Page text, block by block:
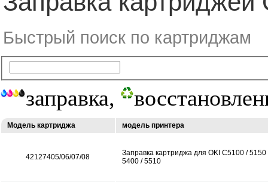
Быстрый поиск по картриджам
заправка,
Модель картриджа модель принтера
42127405/06/07/08
Заправка картриджа для OKI C5100 /
5400 / 5510